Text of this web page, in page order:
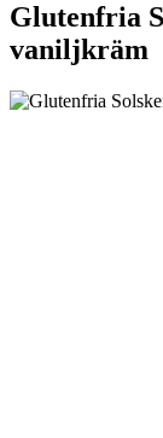
Glutenfria
vaniljkräm